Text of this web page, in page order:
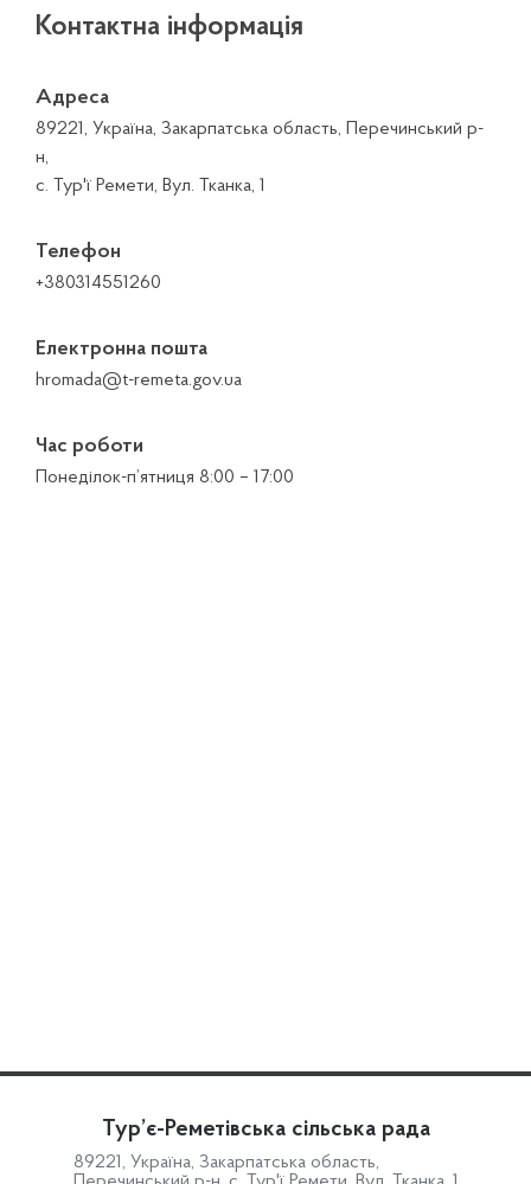
Контактна інформація
Адреса
89221, Україна, Закарпатська область, Перечинський р-
н,
с. Тур'ї Ремети, Вул. Тканка, 1
Телефон
+380314551260
Електронна пошта
hromada@t-remeta.gov.ua
Час роботи
Понеділок-п’ятниця 8:00 – 17:00
Тур’є-Реметівська сільська рада
89221, Україна, Закарпатська область,